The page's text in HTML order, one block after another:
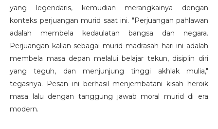
yang legendaris, kemudian merangkainya dengan
konteks perjuangan murid saat ini. "Perjuangan pahlawan
adalah membela kedaulatan bangsa dan negara.
Perjuangan kalian sebagai murid madrasah hari ini adalah
membela masa depan melalui belajar tekun, disiplin diri
yang teguh, dan menjunjung tinggi akhlak mulia,"
tegasnya. Pesan ini berhasil menjembatani kisah heroik
masa lalu dengan tanggung jawab moral murid di era
modern.